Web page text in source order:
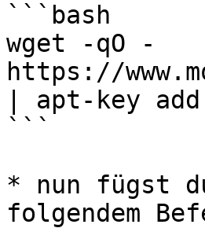
```bash
wget -qO -
https://
| apt-key
```
* nun fügst
folgendem